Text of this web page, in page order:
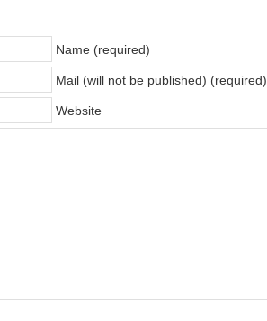
Name (required)
Mail (will not be published) (required)
Website